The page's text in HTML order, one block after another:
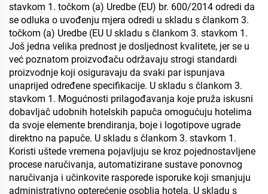
stavkom 1. točkom (a) Uredbe (EU) br. 600/2014 odredi da
se odluka o uvođenju mjera odredi u skladu s člankom 3.
točkom (a) Uredbe (EU U skladu s člankom 3. stavkom 1.
Još jedna velika prednost je dosljednost kvalitete, jer se u
već poznatom proizvođaču održavaju strogi standardi
proizvodnje koji osiguravaju da svaki par ispunjava
unaprijed određene specifikacije. U skladu s člankom 3.
stavkom 1. Mogućnosti prilagođavanja koje pruža iskusni
dobavljač udobnih hotelskih papuča omogućuju hotelima
da svoje elemente brendiranja, boje i logotipove ugrade
direktno na papuče. U skladu s člankom 3. stavkom 1.
Koristi uštede vremena pojavljuju se kroz pojednostavljene
procese naručivanja, automatizirane sustave ponovnog
naručivanja i učinkovite rasporede isporuke koji smanjuju
administrativno opterećenje osoblja hotela. U skladu s